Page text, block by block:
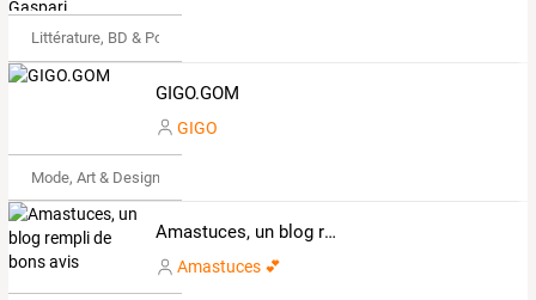
Littérature, BD & Poésie
GIGO.GOM
GIGO
Mode, Art & Design
Amastuces, un blog rempli de bons avis
Amastuces 💕